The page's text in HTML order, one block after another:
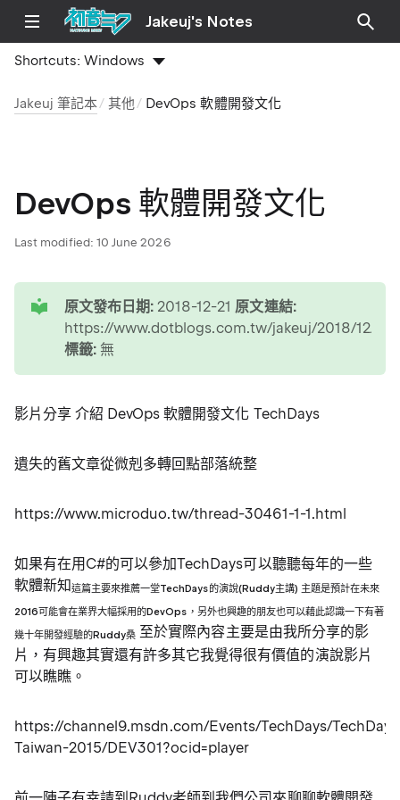
Jakeuj's Notes
Shortcuts:Windows
Jakeuj 筆記本 其他 DevOps 軟體開發文化
DevOps 軟體開發文化
Last modified: 10 June 2026
原文發布日期: 2018-12-21 原文連結:
https://www.dotblogs.com.tw/jakeuj/2018/12/21/
標籤: 無
影片分享 介紹 DevOps 軟體開發文化 TechDays
遺失的舊文章從微剋多轉回點部落統整
https://www.microduo.tw/thread-30461-1-1.html
如果有在用C#的可以參加TechDays可以聽聽每年的一些
軟體新知這篇主要來推薦一堂TechDays的演說(Ruddy主講) 主題是預計在未來
2016可能會在業界大幅採用的DevOps，另外也興趣的朋友也可以藉此認識一下有著
幾十年開發經驗的Ruddy桑 至於實際內容主要是由我所分享的影
片，有興趣其實還有許多其它我覺得很有價值的演說影片
可以瞧瞧。
https://channel9.msdn.com/Events/TechDays/
Taiwan-2015/DEV301?ocid=player